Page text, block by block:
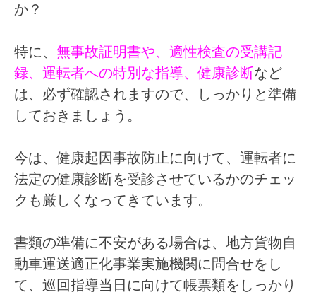
か？
特に、 無事故証明書や、適性検査の受講記
録、運転者への特別な指導、健康診断など
は、必ず確認されますので、しっかりと準備
しておきましょう。
今は、健康起因事故防止に向けて、運転者に
法定の健康診断を受診させているかのチェッ
クも厳しくなってきています。
書類の準備に不安がある場合は、地方貨物自
動車運送適正化事業実施機関に問合せをし
て、 巡回指導当日に向けて帳票類をしっかり